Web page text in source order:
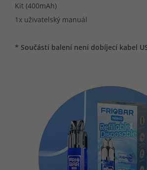
Kit (400mAh)
1x uživatelský manuál
* Součástí balení není dobíjecí kabel